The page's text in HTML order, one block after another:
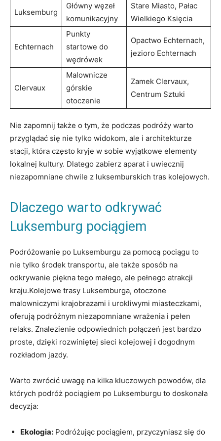
Luksemburg
Główny węzeł
komunikacyjny
Stare ‌Miasto, Pałac
Wielkiego ⁣Księcia
Echternach
Punkty
startowe do
wędrówek
Opactwo⁢ Echternach,
jezioro Echternach
Clervaux
Malownicze
górskie
⁤otoczenie
Zamek Clervaux,
Centrum Sztuki
Nie zapomnij także o tym, że ⁢podczas podróży⁤ warto⁣
przyglądać się ‍nie tylko widokom,​ ale i architekturze⁤
stacji, która często kryje w ​sobie⁤ wyjątkowe elementy
lokalnej kultury. Dlatego⁤ zabierz ‌aparat⁤ i uwiecznij
niezapomniane chwile z luksemburskich‌ tras kolejowych.
Dlaczego warto odkrywać
Luksemburg pociągiem
Podróżowanie po Luksemburgu⁢ za pomocą pociągu to⁢
nie ⁢tylko środek transportu, ale⁣ także sposób na
odkrywanie piękna tego małego, ale pełnego atrakcji
kraju.Kolejowe ⁢trasy Luksemburga, otoczone​
malowniczymi⁣ krajobrazami i urokliwymi miasteczkami,
oferują podróżnym niezapomniane wrażenia i pełen
relaks. Znalezienie odpowiednich połączeń ⁣jest bardzo
proste, dzięki rozwiniętej sieci kolejowej ⁣i dogodnym
rozkładom​ jazdy.
Warto zwrócić uwagę na kilka kluczowych ⁣powodów, dla
których podróż pociągiem po ⁤Luksemburgu to doskonała
decyzja:
Ekologia: Podróżując pociągiem, przyczyniasz się ‌do